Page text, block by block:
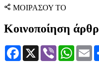
ΜΟΙΡΑΣΟΥ ΤΟ
Κοινοποίηση
Facebook
X Viber